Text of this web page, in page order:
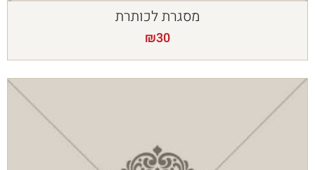
מסגרת לכותרת
₪30